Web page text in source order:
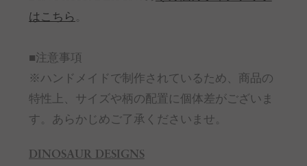
はこちら 。
■注意事項
※ハンドメイドで制作されているため、商品の
特性上、サイズや柄の配置に個体差がございま
す。あらかじめご了承くださいませ。
DINOSAUR DESIGNS